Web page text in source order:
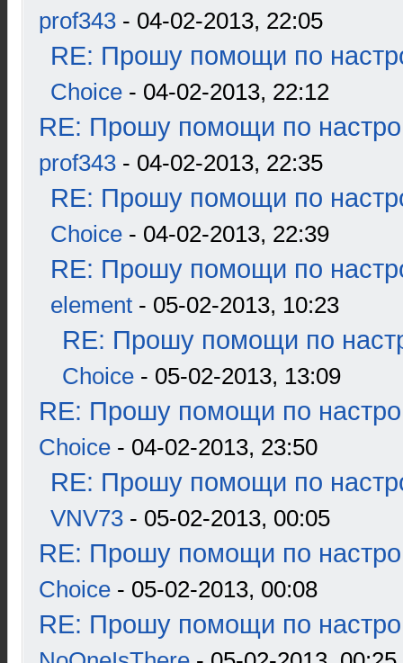
prof343 - 04-02-2013, 22:05
RE: Прошу помощи по
Choice - 04-02-2013, 22:12
RE: Прошу помощи по
prof343 - 04-02-2013, 22:35
RE: Прошу помощи по
Choice - 04-02-2013, 22:39
RE: Прошу помощи по
element - 05-02-2013, 10:23
RE: Прошу помощи по
Choice - 05-02-2013, 13:09
RE: Прошу помощи по
Choice - 04-02-2013, 23:50
RE: Прошу помощи по
VNV73 - 05-02-2013, 00:05
RE: Прошу помощи по
Choice - 05-02-2013, 00:08
RE: Прошу помощи по